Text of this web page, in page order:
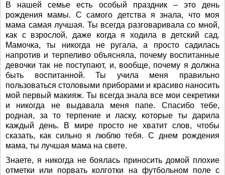
В нашей семье есть особый праздник – это день
рождения мамы. С самого детства я знала, что моя
мама самая лучшая. Ты всегда разговаривала со мной,
как с взрослой, даже когда я ходила в детский сад.
Мамочка, ты никогда не ругала, а просто садилась
напротив и терпеливо объясняла, почему воспитанные
девочки так не поступают, и, вообще, почему я должна
быть воспитанной. Ты учила меня правильно
пользоваться столовыми приборами и красиво наносить
мой первый макияж. Ты всегда знала все мои секретики
и никогда не выдавала меня папе. Спасибо тебе,
родная, за то терпение и ласку, которые ты дарила
каждый день. В мире просто не хватит слов, чтобы
сказать, как сильно я люблю тебя. С днем рождения
мама, ты лучшая мама на свете.
Знаете, я никогда не боялась приносить домой плохие
отметки или порвать колготки на футбольном поле с